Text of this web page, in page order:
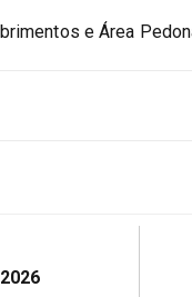
e Área